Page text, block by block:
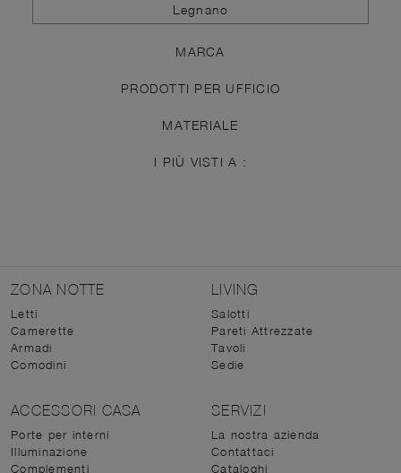
Legnano
MARCA
PRODOTTI PER UFFICIO
MATERIALE
I PIÙ VISTI A :
ZONA NOTTE
Letti
Camerette
Armadi
Comodini
LIVING
Salotti
Pareti Attrezzate
Tavoli
Sedie
ACCESSORI CASA
Porte per interni
Illuminazione
Complementi
SERVIZI
La nostra azienda
Contattaci
Cataloghi